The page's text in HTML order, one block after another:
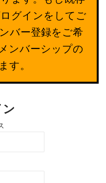
グインをしてご
バー登録をご希
ンバーシップの
す。